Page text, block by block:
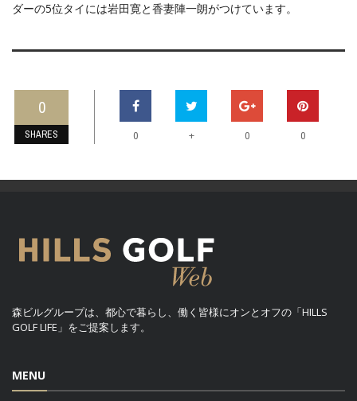
ダーの5位タイには岩田寛と香妻陣一朗がつけています。
0
SHARES 0 + 0 0
森ビルグループは、都心で暮らし、働く皆様にオンとオフの「HILLS
GOLF LIFE」をご提案します。
MENU